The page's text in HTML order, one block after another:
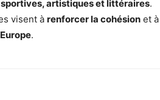
artistiques et littéraires.
visent à renforcer la cohésion et à
.